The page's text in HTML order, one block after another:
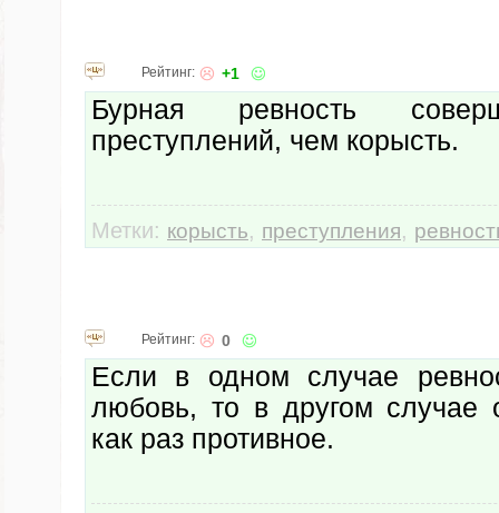
Рейтинг: +1
Бурная ревность
преступлений, чем корысть.
Метки: корысть, преступления,
Рейтинг: 0
Если в одном случае
любовь, то в другом случае
как раз противное.